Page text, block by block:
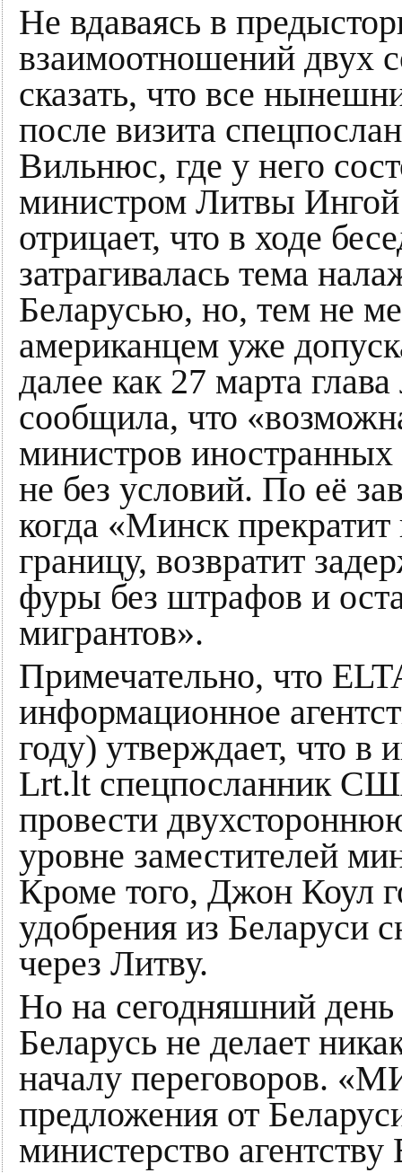
Не вдаваясь в
взаимоотношений двух
сказать, что все
после визита
Вильнюс, где у него
министром Литвы
отрицает, что в ходе
затрагивалась тема
Беларусью, но, тем не
американцем уже
далее как 27 марта
сообщила, что
министров
не без условий. По её
когда «Минск
границу, возвратит
фуры без штрафов и
мигрантов».
Примечательно, что
информационное
году) утверждает, что в
Lrt.lt спецпосланник
провести
уровне заместителей
Кроме того, Джон Коул
удобрения из Беларуси
через Литву.
Но на сегодняшний день
Беларусь не делает
началу переговоров.
предложения от
министерство